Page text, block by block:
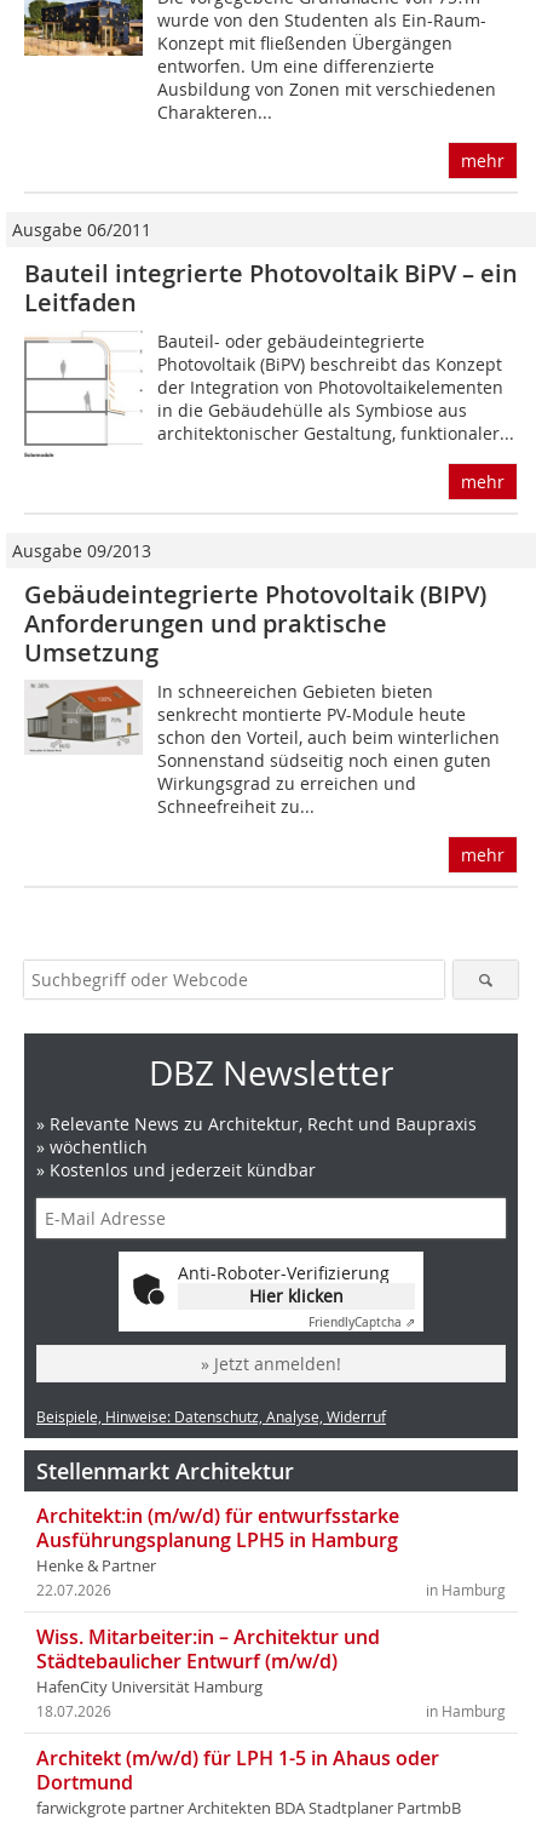
wurde von den Studenten als Ein-Raum-
Konzept mit fließenden Übergängen
entworfen. Um eine differenzierte
Ausbildung von Zonen mit verschiedenen
Charakteren...
mehr
Ausgabe 06/2011
Bauteil integrierte Photovoltaik BiPV – ein
Leitfaden
Bauteil- oder gebäudeintegrierte
Photovoltaik (BiPV) beschreibt das Konzept
der Integration von Photovoltaikelementen
in die Gebäudehülle als Symbiose aus
architektonischer Gestaltung, funktionaler...
mehr
Ausgabe 09/2013
Gebäudeintegrierte Photovoltaik (BIPV)
Anforderungen und praktische
Umsetzung
In schneereichen Gebieten bieten
senkrecht montierte PV-Module heute
schon den Vorteil, auch beim winterlichen
Sonnenstand südseitig noch einen guten
Wirkungsgrad zu erreichen und
Schneefreiheit zu...
mehr
DBZ Newsletter
» Relevante News zu Architektur, Recht und Baupraxis
» wöchentlich
» Kostenlos und jederzeit kündbar
Anti-Roboter-Verifizierung
Hier klicken
FriendlyCaptcha ⇗
» Jetzt anmelden!
Beispiele, Hinweise: Datenschutz, Analyse, Widerruf
Stellenmarkt Architektur
Architekt:in (m/w/d) für entwurfsstarke
Ausführungsplanung LPH5 in Hamburg
Henke & Partner
in Hamburg
22.07.2026
Wiss. Mitarbeiter:in – Architektur und
Städtebaulicher Entwurf (m/w/d)
HafenCity Universität Hamburg
in Hamburg
18.07.2026
Architekt (m/w/d) für LPH 1-5 in Ahaus oder
Dortmund
farwickgrote partner Architekten BDA Stadtplaner PartmbB